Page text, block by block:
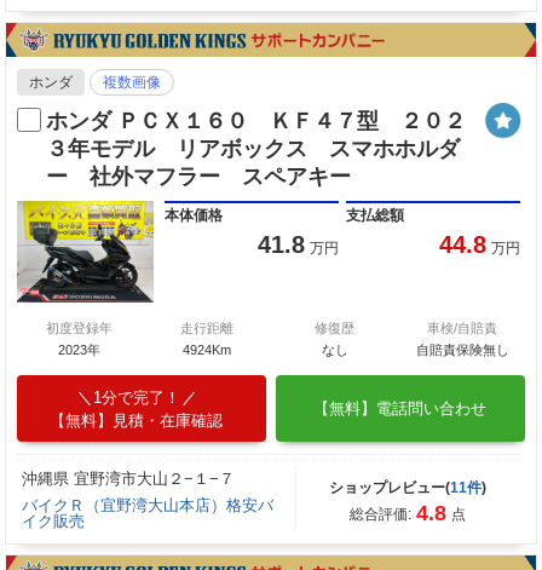
ホンダ 複数画像
ホンダ ＰＣＸ１６０ ＫＦ４７型 ２０２
３年モデル リアボックス スマホホルダ
ー 社外マフラー スペアキー
本体価格
41.8 万円
支払総額
44.8 万円
初度登録年
2023年
走行距離
4924Km
修復歴
なし
車検/自賠責
自賠責保険無し
1分で完了！
【無料】見積・在庫確認
【無料】電話問い合わせ
沖縄県 宜野湾市大山２−１−７
バイクＲ（宜野湾大山本店）格安バ
イク販売
ショップレビュー(11件)
総合評価: 4.8 点